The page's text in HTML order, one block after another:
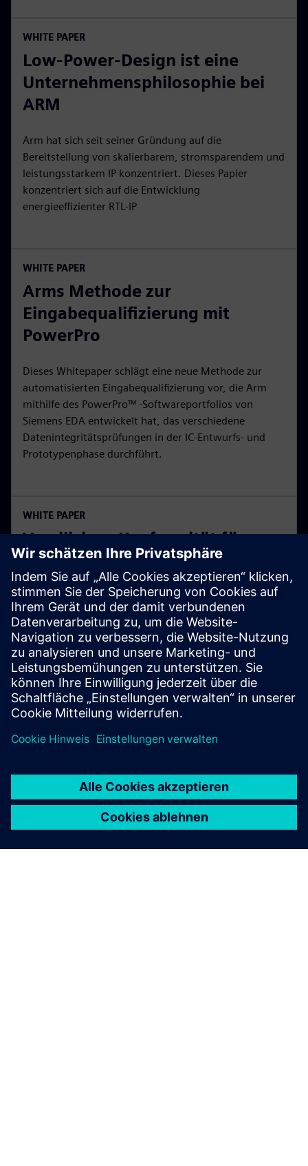
WHITE PAPER
Low-Power-Design ist eine
Unternehmensphilosophie bei
ARM
Arm hat sich seit seiner Gründung auf die
Bereitstellung von skalierbarem, stromsparendem und
leistungsstarkem IP konzentriert. Dieses Papier
konzentriert sich auf die Entwicklung
energieeffizienter RTL-IP
WHITE PAPER
Arms Methode zur
Eingabequalifizierung mit
PowerPro
Dieses Whitepaper schlägt eine neue Methode zur
automatisierten Eingabequalifizierung vor, die Arm
mithilfe des PowerPro™ -Softwareportfolios von
Siemens EDA entwickelt hat, das verschiedene
Datenintegritätsprüfungen in der IC-Entwurfs- und
Prototypenphase durchführt.
WHITE PAPER
Vorsilizium-Konformität für
ARM-basierte Systeme
Um den Standardisierungsanforderungen der Arm-
Benutzer gerecht zu werden, wurde das Arm®
SystemReady-Programm ins Leben gerufen, um eine
breite Palette von Partnern im gesamten
Rechenzentrums-Ökosystem zu unterstützen.